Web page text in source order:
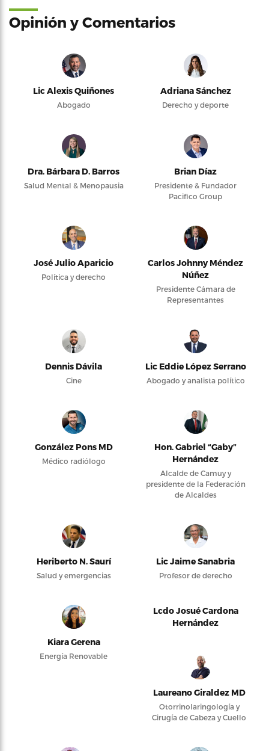
Opinión y Comentarios
Lic Alexis Quiñones
Abogado
Adriana Sánchez
Derecho y deporte
Dra. Bárbara D. Barros
Salud Mental & Menopausia
Brian Díaz
Presidente & Fundador
Pacifico Group
José Julio Aparicio
Política y derecho
Carlos Johnny Méndez
Núñez
Presidente Cámara de
Representantes
Dennis Dávila
Cine
Lic Eddie López Serrano
Abogado y analista político
González Pons MD
Médico radiólogo
Hon. Gabriel “Gaby”
Hernández
Alcalde de Camuy y
presidente de la Federación
de Alcaldes
Heriberto N. Saurí
Salud y emergencias
Lic Jaime Sanabria
Profesor de derecho
Kiara Gerena
Energía Renovable
Lcdo Josué Cardona
Hernández
Laureano Giraldez MD
Otorrinolaringología y
Cirugía de Cabeza y Cuello